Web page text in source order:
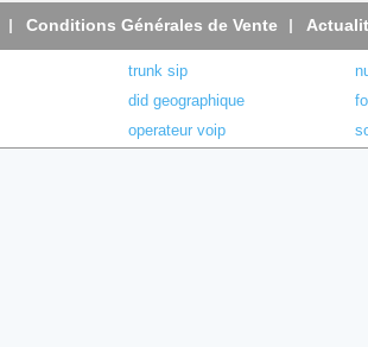
Conditions Générales de Vente
trunk sip
did geographique
operateur voip